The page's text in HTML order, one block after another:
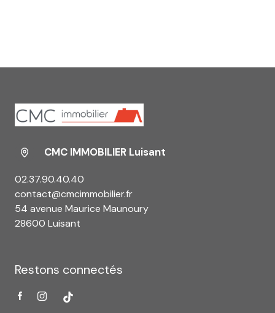
CMC IMMOBILIER Luisant
02.37.90.40.40
contact@cmcimmobilier.fr
54 avenue Maurice Maunoury
28600 Luisant
Restons connectés